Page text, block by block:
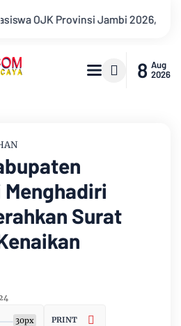
Taman Banjuran Budayo,
8 Aug
2026
Surat
30px PRINT